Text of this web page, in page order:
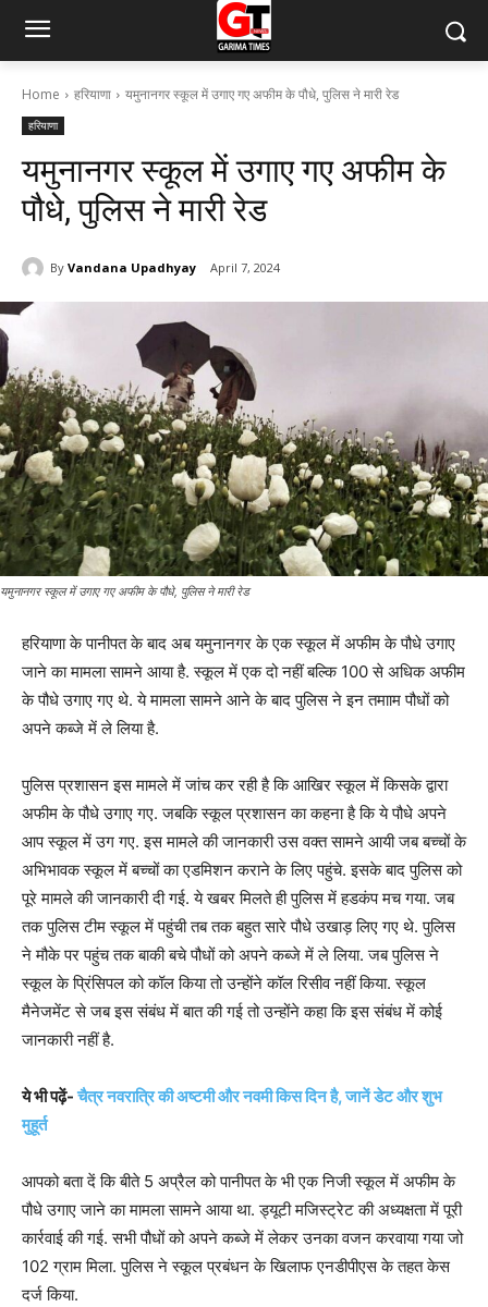
Home हरियाणा यमुनानगर स्कूल में उगाए गए अफीम के पौधे, पुलिस ने मारी रेड
हरियाणा
यमुनानगर स्कूल में उगाए गए अफीम के
पौधे, पुलिस ने मारी रेड
By Vandana Upadhyay April 7, 2024
यमुनानगर स्कूल में उगाए गए अफीम के पौधे, पुलिस ने मारी रेड
हरियाणा के पानीपत के बाद अब यमुनानगर के एक स्कूल में अफीम के पौधे उगाए
जाने का मामला सामने आया है. स्कूल में एक दो नहीं बल्कि 100 से अधिक अफीम
के पौधे उगाए गए थे. ये मामला सामने आने के बाद पुलिस ने इन तमााम पौधों को
अपने कब्जे में ले लिया है.
पुलिस प्रशासन इस मामले में जांच कर रही है कि आखिर स्कूल में किसके द्वारा
अफीम के पौधे उगाए गए. जबकि स्कूल प्रशासन का कहना है कि ये पौधे अपने
आप स्कूल में उग गए. इस मामले की जानकारी उस वक्त सामने आयी जब बच्चों के
अभिभावक स्कूल में बच्चों का एडमिशन कराने के लिए पहुंचे. इसके बाद पुलिस को
पूरे मामले की जानकारी दी गई. ये खबर मिलते ही पुलिस में हडकंप मच गया. जब
तक पुलिस टीम स्कूल में पहुंची तब तक बहुत सारे पौधे उखाड़ लिए गए थे. पुलिस
ने मौके पर पहुंच तक बाकी बचे पौधों को अपने कब्जे में ले लिया. जब पुलिस ने
स्कूल के प्रिंसिपल को कॉल किया तो उन्होंने कॉल रिसीव नहीं किया. स्कूल
मैनेजमेंट से जब इस संबंध में बात की गई तो उन्होंने कहा कि इस संबंध में कोई
जानकारी नहीं है.
ये भी पढ़ें-चैत्र नवरात्रि की अष्टमी और नवमी किस दिन है, जानें डेट और शुभ
मुहूर्त
आपको बता दें कि बीते 5 अप्रैल को पानीपत के भी एक निजी स्कूल में अफीम के
पौधे उगाए जाने का मामला सामने आया था. ड्यूटी मजिस्ट्रेट की अध्यक्षता में पूरी
कार्रवाई की गई. सभी पौधों को अपने कब्जे में लेकर उनका वजन करवाया गया जो
102 ग्राम मिला. पुलिस ने स्कूल प्रबंधन के खिलाफ एनडीपीएस के तहत केस
दर्ज किया.